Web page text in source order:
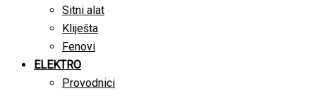
Sitni alat
Kliješta
Fenovi
ELEKTRO
Provodnici